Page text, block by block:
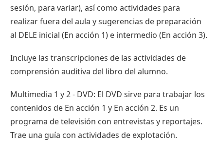
sesión, para variar), así como actividades para
realizar fuera del aula y sugerencias de preparación
al DELE inicial (En acción 1) e intermedio (En acción 3).
Incluye las transcripciones de las actividades de
comprensión auditiva del libro del alumno.
Multimedia 1 y 2 - DVD: El DVD sirve para trabajar los
contenidos de En acción 1 y En acción 2. Es un
programa de televisión con entrevistas y reportajes.
Trae una guía con actividades de explotación.